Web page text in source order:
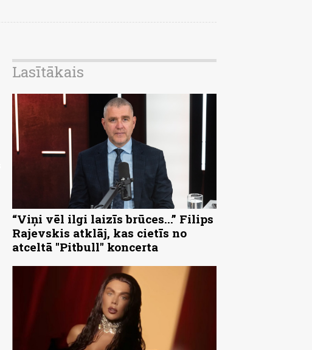
Lasītākais
“Viņi vēl ilgi laizīs brūces...” Filips
Rajevskis atklāj, kas cietīs no
atceltā "Pitbull" koncerta